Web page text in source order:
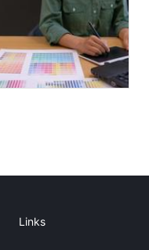
Links